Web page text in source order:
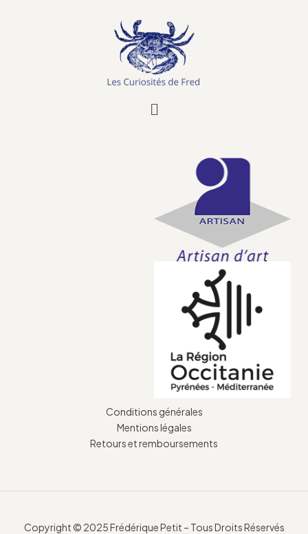
Conditions générales
Mentions légales
Retours et remboursements
Copyright © 2025 Frédérique Petit – Tous Droits Réservés